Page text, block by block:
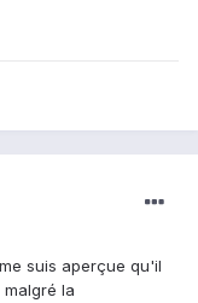
suis aperçue qu'il
la